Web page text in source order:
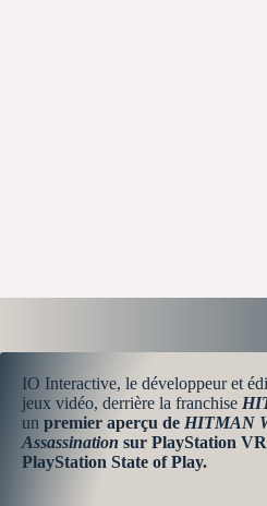
IO Interactive, le développeur et
jeux vidéo, derrière la franchise
un premier aperçu de HITMAN
Assassination sur PlayStation
PlayStation State of Play.